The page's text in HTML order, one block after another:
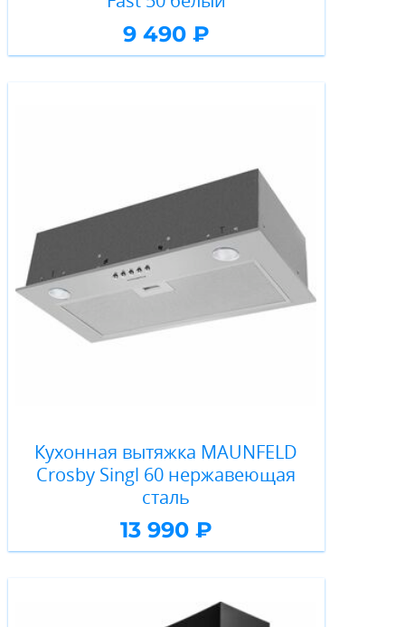
9 490 ₽
Кухонная вытяжка MAUNFELD
Crosby Singl 60 нержавеющая
сталь
13 990 ₽